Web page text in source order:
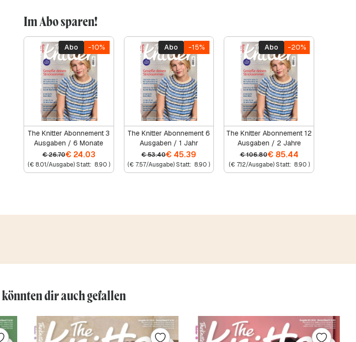
Im Abo sparen!
Abo -10%
The Knitter Abonnement 3
Ausgaben / 6 Monate
€26.70€24.03
(€8.01/Ausgabe) Statt: 8.90 )
Abo -15%
The Knitter Abonnement 6
Ausgaben / 1 Jahr
€53.40€ 45.39
(€ 7.57/Ausgabe) Statt: 8.90 )
Abo -20%
The Knitter Abonnement 12
Ausgaben / 2 Jahre
€106.80€85.44
(€7.12/Ausgabe) Statt: 8.90 )
dir auch gefallen